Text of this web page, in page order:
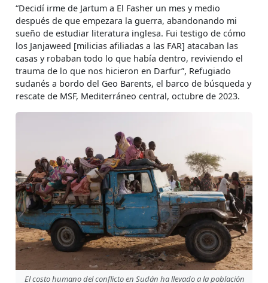
“Decidí irme de Jartum a El Fasher un mes y medio
después de que empezara la guerra, abandonando mi
sueño de estudiar literatura inglesa. Fui testigo de cómo
los Janjaweed [milicias afiliadas a las FAR] atacaban las
casas y robaban todo lo que había dentro, reviviendo el
trauma de lo que nos hicieron en Darfur”, Refugiado
sudanés a bordo del Geo Barents, el barco de búsqueda y
rescate de MSF, Mediterráneo central, octubre de 2023.
El costo humano del conflicto en Sudán ha llevado a la población